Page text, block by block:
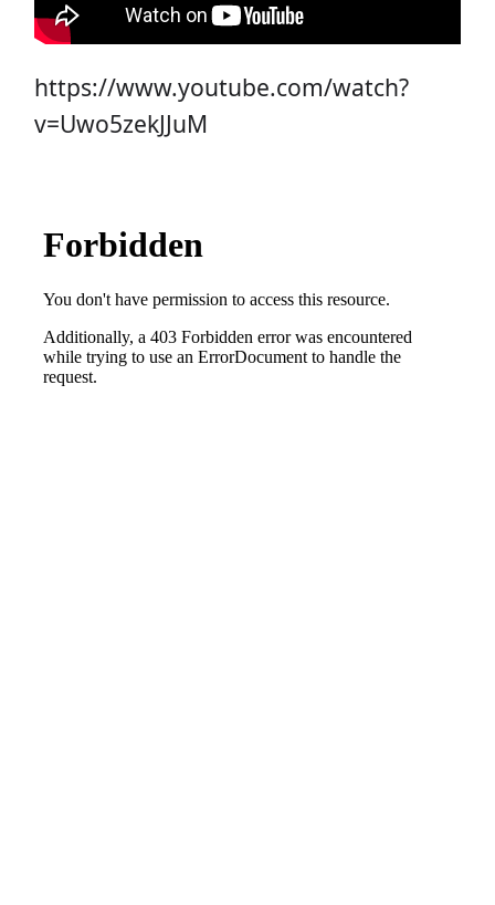
https://www.youtube.com/watch?
v=Uwo5zekJJuM